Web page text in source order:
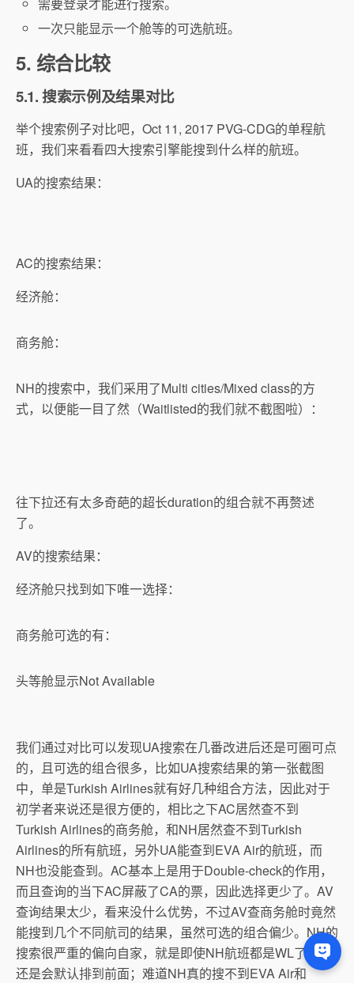
需要登录才能进行搜索。
一次只能显示一个舱等的可选航班。
5. 综合比较
5.1. 搜索示例及结果对比
举个搜索例子对比吧，Oct 11, 2017 PVG-CDG的单程航
班，我们来看看四大搜索引擎能搜到什么样的航班。
UA的搜索结果：
AC的搜索结果：
经济舱：
商务舱：
NH的搜索中，我们采用了Multi cities/Mixed class的方
式，以便能一目了然（Waitlisted的我们就不截图啦）：
往下拉还有太多奇葩的超长duration的组合就不再赘述
了。
AV的搜索结果：
经济舱只找到如下唯一选择：
商务舱可选的有：
头等舱显示Not Available
我们通过对比可以发现UA搜索在几番改进后还是可圈可点
的，且可选的组合很多，比如UA搜索结果的第一张截图
中，单是Turkish Airlines就有好几种组合方法，因此对于
初学者来说还是很方便的，相比之下AC居然查不到
Turkish Airlines的商务舱，和NH居然查不到Turkish
Airlines的所有航班，另外UA能查到EVA Air的航班，而
NH也没能查到。AC基本上是用于Double-check的作用，
而且查询的当下AC屏蔽了CA的票，因此选择更少了。AV
查询结果太少，看来没什么优势，不过AV查商务舱时竟然
能搜到几个不同航司的结果，虽然可选的组合偏少。NH的
搜索很严重的偏向自家，就是即使NH航班都是WL了，都
还是会默认排到前面；难道NH真的搜不到EVA Air和